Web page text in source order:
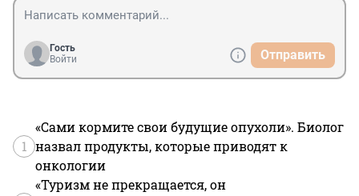
Гость
Войти
Отправить
1
«Сами кормите свои будущие опухоли». Биолог
назвал продукты, которые приводят к
онкологии
«Туризм не прекращается, он